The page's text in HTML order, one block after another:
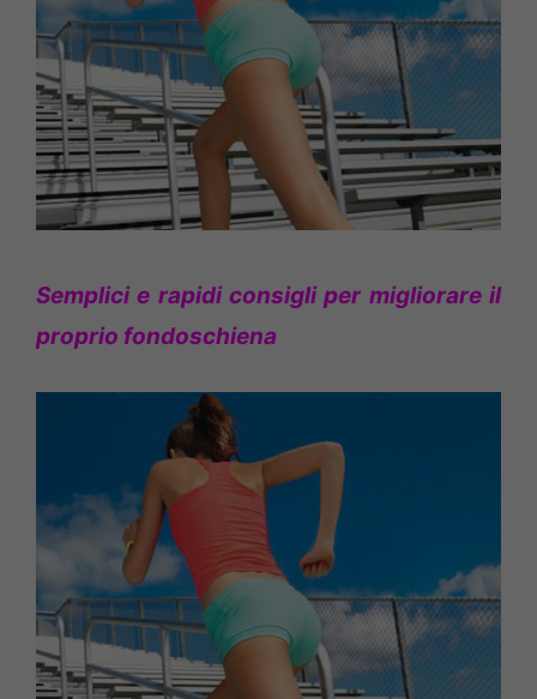
Semplici e rapidi consigli per migliorare il
proprio fondoschiena